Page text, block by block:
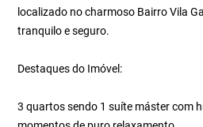
localizado no charmoso Bairro Vila
tranquilo e seguro.
Destaques do Imóvel:
3 quartos sendo 1 suíte máster com